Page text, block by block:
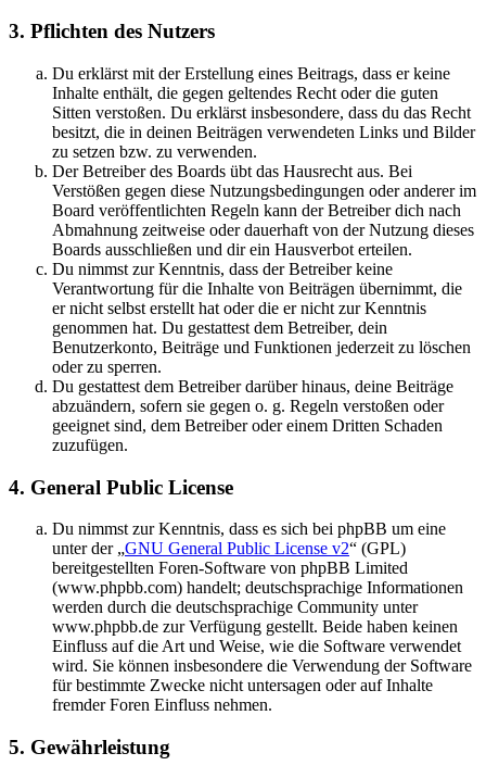
3. Pflichten des Nutzers
Du erklärst mit der Erstellung eines Beitrags, dass er keine
Inhalte enthält, die gegen geltendes Recht oder die guten
Sitten verstoßen. Du erklärst insbesondere, dass du das Recht
besitzt, die in deinen Beiträgen verwendeten Links und Bilder
zu setzen bzw. zu verwenden.
Der Betreiber des Boards übt das Hausrecht aus. Bei
Verstößen gegen diese Nutzungsbedingungen oder anderer im
Board veröffentlichten Regeln kann der Betreiber dich nach
Abmahnung zeitweise oder dauerhaft von der Nutzung dieses
Boards ausschließen und dir ein Hausverbot erteilen.
Du nimmst zur Kenntnis, dass der Betreiber keine
Verantwortung für die Inhalte von Beiträgen übernimmt, die
er nicht selbst erstellt hat oder die er nicht zur Kenntnis
genommen hat. Du gestattest dem Betreiber, dein
Benutzerkonto, Beiträge und Funktionen jederzeit zu löschen
oder zu sperren.
Du gestattest dem Betreiber darüber hinaus, deine Beiträge
abzuändern, sofern sie gegen o. g. Regeln verstoßen oder
geeignet sind, dem Betreiber oder einem Dritten Schaden
zuzufügen.
4. General Public License
Du nimmst zur Kenntnis, dass es sich bei phpBB um eine
unter der „GNU General Public License v2“ (GPL)
bereitgestellten Foren-Software von phpBB Limited
(www.phpbb.com) handelt; deutschsprachige Informationen
werden durch die deutschsprachige Community unter
www.phpbb.de zur Verfügung gestellt. Beide haben keinen
Einfluss auf die Art und Weise, wie die Software verwendet
wird. Sie können insbesondere die Verwendung der Software
für bestimmte Zwecke nicht untersagen oder auf Inhalte
fremder Foren Einfluss nehmen.
5. Gewährleistung